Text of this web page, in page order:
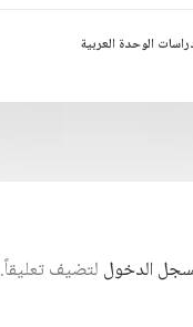
الوحدة العربية
الدخول لتضيف تعليقاً.